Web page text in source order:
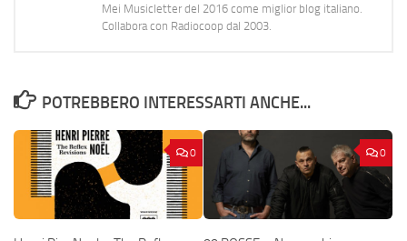
Mei Musicletter del 2016 come miglior blog italiano.
Collabora con Radiocoop dal 2003.
POTREBBERO INTERESSARTI ANCHE...
0 0